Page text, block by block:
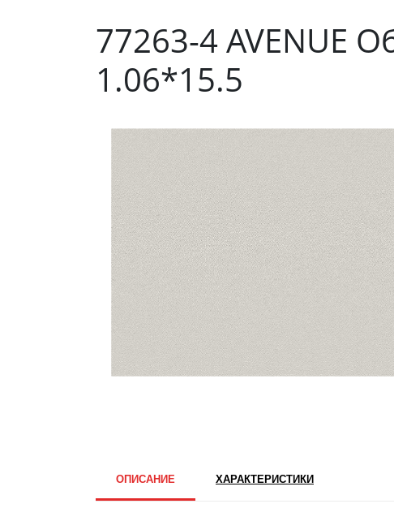
77263-4 AVENUE
1.06*15.5
ОПИСАНИЕ ХАРАКТЕРИСТИКИ